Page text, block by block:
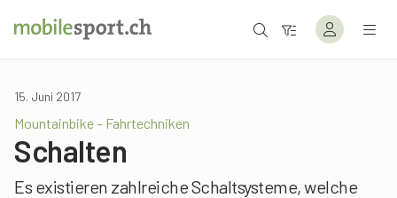
15. Juni 2017
Mountainbike – Fahrtechniken
Schalten
Es existieren zahlreiche Schaltsysteme, welche